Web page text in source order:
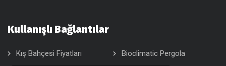
Kullanışlı Bağlantılar
Kış Bahçesi Fiyatları
Bioclimatic Pergola